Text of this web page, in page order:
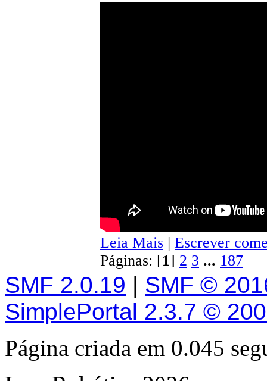
Leia Mais | Escrever
Páginas: [1] 2 3 ... 187
SMF 2.0.19 | SMF ©
SimplePortal 2.3.7 ©
Página criada em 0.045